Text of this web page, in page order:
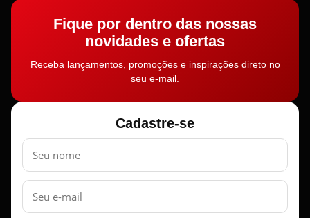
Fique por dentro das nossas
novidades e ofertas
Receba lançamentos, promoções e inspirações direto no
seu e-mail.
Cadastre-se
Nome
E-
mail